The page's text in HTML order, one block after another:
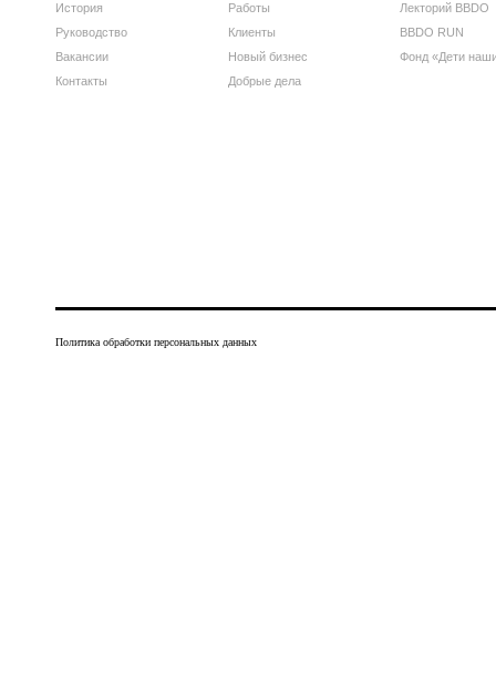
История
Руководство
Вакансии
Контакты
Работы
Клиенты
Новый бизнес
Добрые дела
Лекторий BBDO
BBDO RUN
Фонд «Дети
Политика обработки персональных данных